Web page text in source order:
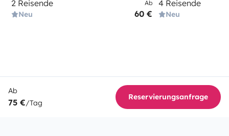
2 Reisende
Neu
Ab
60 €
4 Reisende
Neu
Ab
75 €/Tag
Reservierungsanfrage